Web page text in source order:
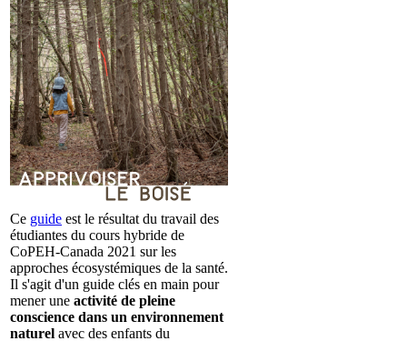
Ce guide est le résultat du travail des
étudiantes du cours hybride de
CoPEH-Canada 2021 sur les
approches écosystémiques de la santé.
Il s'agit d'un guide clés en main pour
mener une activité de pleine
conscience dans un environnement
naturel avec des enfants du